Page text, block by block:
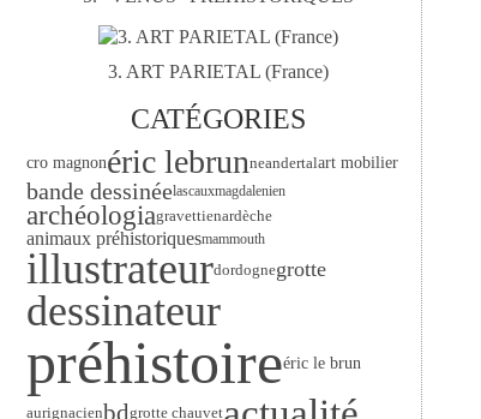
3. ART PARIETAL (France)
CATÉGORIES
cro magnonéric lebrunneandertalart mobilier
bande dessinéelascauxmagdalenien
archéologiagravettienardèche
animaux préhistoriquesmammouth
illustrateurdordognegrotte
dessinateur
préhistoireéric le brun
aurignacienbdgrotte chauvet